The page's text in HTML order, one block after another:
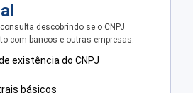
descobrindo se o CNPJ
com bancos e outras empresas.
existência do CNPJ
básicos